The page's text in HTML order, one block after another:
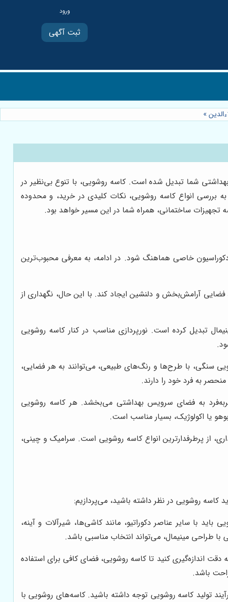
ثبت آگهی
»
شما تبدیل شده است. کاسه روشویی، با تنوع بی‌نظیر در
بررسی انواع کاسه روشویی، نکات کلیدی در خرید، و محدوده
تجهیزات ساختمانی، همراه شما در این مسیر خواهد بود.
خاصی هماهنگ شود. در ادامه، به معرفی محبوب‌ترین
آرامش‌بخش و دلنشین ایجاد کند. با این حال، نگهداری از
تبدیل کرده است. نورپردازی مناسب در کنار کاسه روشویی
سنگی، با طرح‌ها و رنگ‌های طبیعی، می‌توانند به هر فضایی،
به فرد خود را دارند.
به فضای سرویس بهداشتی می‌بخشد. هر کاسه روشویی
یا اکولوژیک، بسیار مناسب است.
از پرطرفدارترین انواع کاسه روشویی است. سرامیک و چینی،
روشویی در نظر داشته باشید، می‌پردازیم:
با سایر عناصر دکوراتیو، مانند کاشی‌ها، شیرآلات و آینه،
طراحی مینیمال، می‌تواند انتخاب مناسبی باشد.
اندازه‌گیری کنید تا کاسه روشویی، فضای کافی برای استفاده
باشد.
تولید کاسه روشویی توجه داشته باشید. کاسه‌های روشویی با